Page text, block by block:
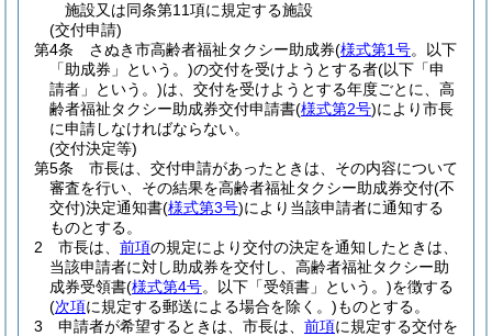
施設又は同条第11項に規定する施設
(交付申請)
第4条
さぬき市高齢者福祉タクシー助成券(様式第1号。以下
「助成券」という。)の交付を受けようとする者(以下「申
請者」という。)は、交付を受けようとする年度ごとに、高
齢者福祉タクシー助成券交付申請書(様式第2号)により市長
に申請しなければならない。
(交付決定等)
第5条
市長は、交付申請があったときは、その内容について
審査を行い、その結果を高齢者福祉タクシー助成券交付(不
交付)決定通知書(様式第3号)により当該申請者に通知する
ものとする。
2
市長は、 前項の規定により交付の決定を通知したときは、
当該申請者に対し助成券を交付し、高齢者福祉タクシー助
成券受領書(様式第4号。以下「受領書」という。)を徴する
(次項に規定する郵送による場合を除く。)ものとする。
3
申請者が希望するときは、市長は、 前項に規定する交付を